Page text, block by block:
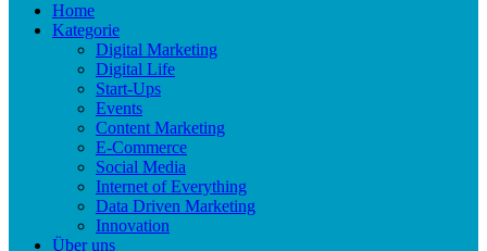
Home
Kategorie
Digital Marketing
Digital Life
Start-Ups
Events
Content Marketing
E-Commerce
Social Media
Internet of Everything
Data Driven Marketing
Innovation
Über uns